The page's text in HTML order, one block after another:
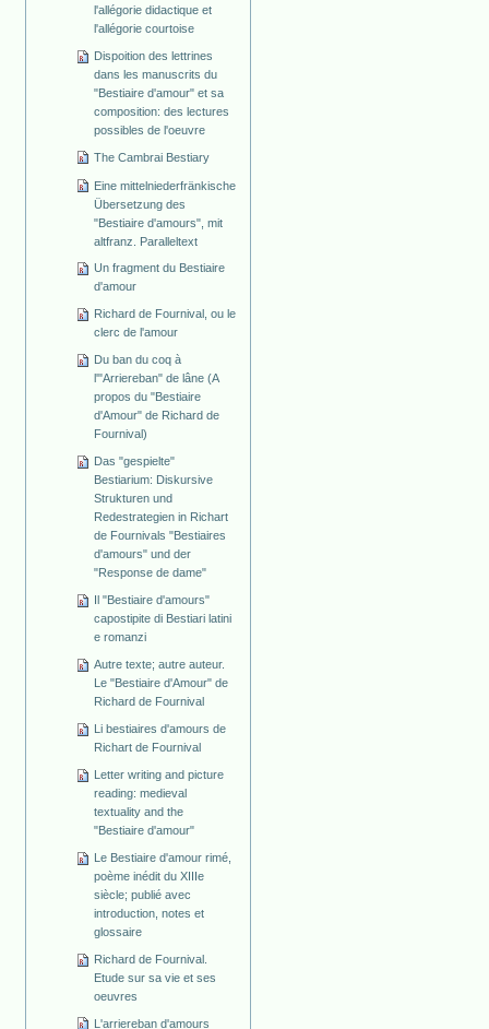
l'allégorie didactique et
l'allégorie courtoise
Dispoition des lettrines
dans les manuscrits du
"Bestiaire d'amour" et sa
composition: des lectures
possibles de l'oeuvre
The Cambrai Bestiary
Eine mittelniederfränkische
Übersetzung des
"Bestiaire d'amours", mit
altfranz. Paralleltext
Un fragment du Bestiaire
d'amour
Richard de Fournival, ou le
clerc de l'amour
Du ban du coq à
l'"Arriereban" de lâne (A
propos du "Bestiaire
d'Amour" de Richard de
Fournival)
Das "gespielte"
Bestiarium: Diskursive
Strukturen und
Redestrategien in Richart
de Fournivals "Bestiaires
d'amours" und der
"Response de dame"
Il "Bestiaire d'amours"
capostipite di Bestiari latini
e romanzi
Autre texte; autre auteur.
Le "Bestiaire d'Amour" de
Richard de Fournival
Li bestiaires d'amours de
Richart de Fournival
Letter writing and picture
reading: medieval
textuality and the
"Bestiaire d'amour"
Le Bestiaire d'amour rimé,
poème inédit du XIIIe
siècle; publié avec
introduction, notes et
glossaire
Richard de Fournival.
Etude sur sa vie et ses
oeuvres
L'arriereban d'amours